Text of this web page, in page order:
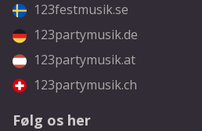
123festmusik.se
123partymusik.de
123partymusik.at
123partymusik.ch
Følg os her